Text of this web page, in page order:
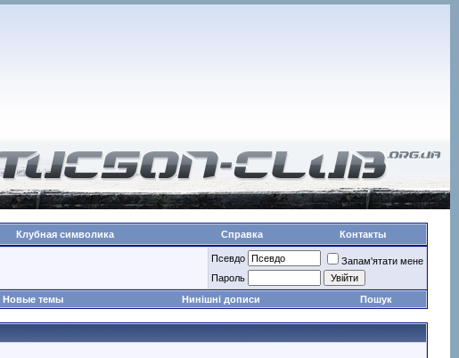
Клубная символика Справка Контакты
Псевдо
Запам'ятати мене
Пароль
Новые темы Нинішні дописи Пошук